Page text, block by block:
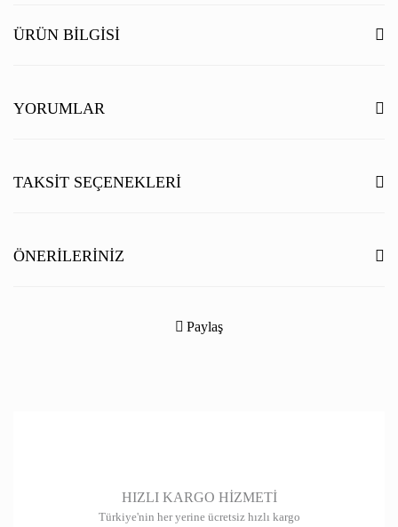
ÜRÜN BILGISI
YORUMLAR
Bu ürüne ilk yorumu siz yapın!
TAKSIT SEÇENEKLERI
ÖNERILERINIZ
yetersiz gördüğünüz noktaları öneri formunu kullanarak tarafımıza
Ürün fiyatı diğer sitelerden daha pahalı.
Paylaş
HIZLI KARGO HİZMETİ
Türkiye'nin her yerine ücretsiz hızlı kargo